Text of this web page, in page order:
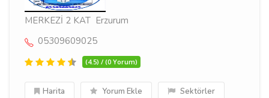
MERKEZİ 2 KAT Erzurum
05309609025
(4.5) / (0 Yorum)
Harita Yorum Ekle Sektörler